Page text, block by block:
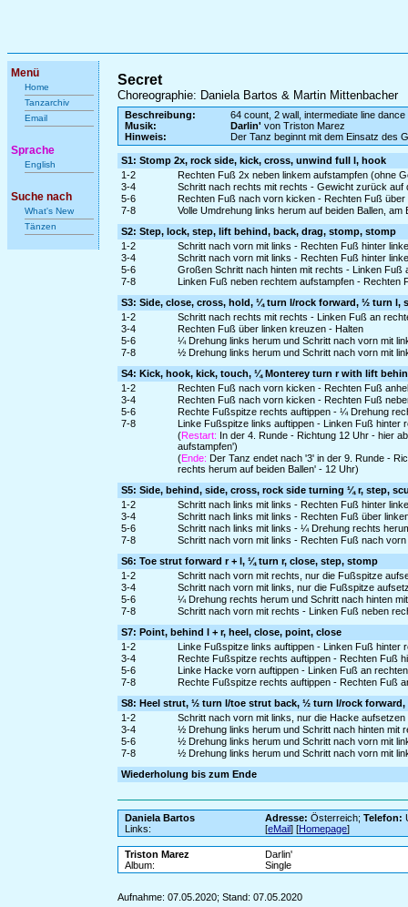
Menü
Home
Tanzarchiv
Email
Sprache
English
Suche nach
What's New
Tänzen
Secret
Choreographie: Daniela Bartos & Martin Mittenbacher
Beschreibung:
64 count, 2 wall, intermediate line dance
Musik:
Darlin' von Triston Marez
Hinweis:
Der Tanz beginnt mit dem Einsatz des
S1: Stomp 2x, rock side, kick, cross, unwind full l, hook
1-2
Rechten Fuß 2x neben linkem aufstampfen (ohne
3-4
Schritt nach rechts mit rechts - Gewicht zurück auf
5-6
Rechten Fuß nach vorn kicken - Rechten Fuß über
7-8
Volle Umdrehung links herum auf beiden Ballen,
S2: Step, lock, step, lift behind, back, drag, stomp, stomp
1-2
Schritt nach vorn mit links - Rechten Fuß hinter
3-4
Schritt nach vorn mit links - Rechten Fuß hinter
5-6
Großen Schritt nach hinten mit rechts - Linken Fuß
7-8
Linken Fuß neben rechtem aufstampfen - Rechten
S3: Side, close, cross, hold, ¼ turn l/rock forward, ½ turn l,
1-2
Schritt nach rechts mit rechts - Linken Fuß an
3-4
Rechten Fuß über linken kreuzen - Halten
5-6
¼ Drehung links herum und Schritt nach vorn mit
7-8
½ Drehung links herum und Schritt nach vorn mit
S4: Kick, hook, kick, touch, ¼ Monterey turn r with lift
1-2
Rechten Fuß nach vorn kicken - Rechten Fuß
3-4
Rechten Fuß nach vorn kicken - Rechten Fuß
5-6
Rechte Fußspitze rechts auftippen - ¼ Drehung
7-8
Linke Fußspitze links auftippen - Linken Fuß hinter
(Restart: In der 4. Runde - Richtung 12 Uhr - hier
aufstampfen')
(Ende: Der Tanz endet nach '3' in der 9. Runde -
rechts herum auf beiden Ballen' - 12 Uhr)
S5: Side, behind, side, cross, rock side turning ¼ r, step,
1-2
Schritt nach links mit links - Rechten Fuß hinter
3-4
Schritt nach links mit links - Rechten Fuß über
5-6
Schritt nach links mit links - ¼ Drehung rechts
7-8
Schritt nach vorn mit links - Rechten Fuß nach
S6: Toe strut forward r + l, ¼ turn r, close, step, stomp
1-2
Schritt nach vorn mit rechts, nur die Fußspitze
3-4
Schritt nach vorn mit links, nur die Fußspitze
5-6
¼ Drehung rechts herum und Schritt nach hinten
7-8
Schritt nach vorn mit rechts - Linken Fuß neben
S7: Point, behind l + r, heel, close, point, close
1-2
Linke Fußspitze links auftippen - Linken Fuß hinter
3-4
Rechte Fußspitze rechts auftippen - Rechten Fuß
5-6
Linke Hacke vorn auftippen - Linken Fuß an
7-8
Rechte Fußspitze rechts auftippen - Rechten Fuß
S8: Heel strut, ½ turn l/toe strut back, ½ turn l/rock
1-2
Schritt nach vorn mit links, nur die Hacke
3-4
½ Drehung links herum und Schritt nach hinten mit
5-6
½ Drehung links herum und Schritt nach vorn mit
7-8
½ Drehung links herum und Schritt nach vorn mit
Wiederholung bis zum Ende
Daniela Bartos Adresse: Österreich;Telefon:
Links:
[eMail] [Homepage]
Triston Marez
Darlin'
Album:
Single
Aufnahme: 07.05.2020; Stand: 07.05.2020